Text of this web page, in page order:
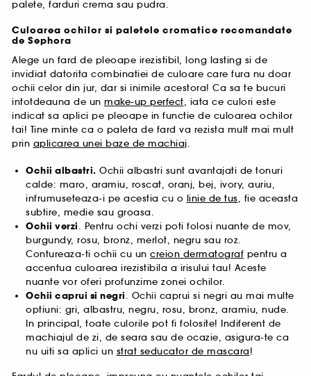
palete, farduri crema sau pudra.
Culoarea ochilor si paletele cromatice recomandate
de Sephora
Alege un fard de pleoape irezistibil, long lasting si de
invidiat datorita combinatiei de culoare care fura nu doar
ochii celor din jur, dar si inimile acestora! Ca sa te bucuri
intotdeauna de un make-up perfect, iata ce culori este
indicat sa aplici pe pleoape in functie de culoarea ochilor
tai! Tine minte ca o paleta de fard va rezista mult mai mult
prin aplicarea unei baze de machiaj.
Ochii albastri. Ochii albastri sunt avantajati de tonuri
calde: maro, aramiu, roscat, oranj, bej, ivory, auriu,
infrumuseteaza-i pe acestia cu o linie de tus, fie aceasta
subtire, medie sau groasa.
Ochii verzi. Pentru ochi verzi poti folosi nuante de mov,
burgundy, rosu, bronz, merlot, negru sau roz.
Contureaza-ti ochii cu un creion dermatograf pentru a
accentua culoarea irezistibila a irisului tau! Aceste
nuante vor oferi profunzime zonei ochilor.
Ochii caprui si negri. Ochii caprui si negri au mai multe
optiuni: gri, albastru, negru, rosu, bronz, aramiu, nude.
In principal, toate culorile pot fi folosite! Indiferent de
machiajul de zi, de seara sau de ocazie, asigura-te ca
nu uiti sa aplici un strat seducator de mascara!